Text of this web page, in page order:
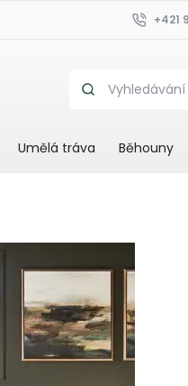
+421
Umělá tráva Běhouny